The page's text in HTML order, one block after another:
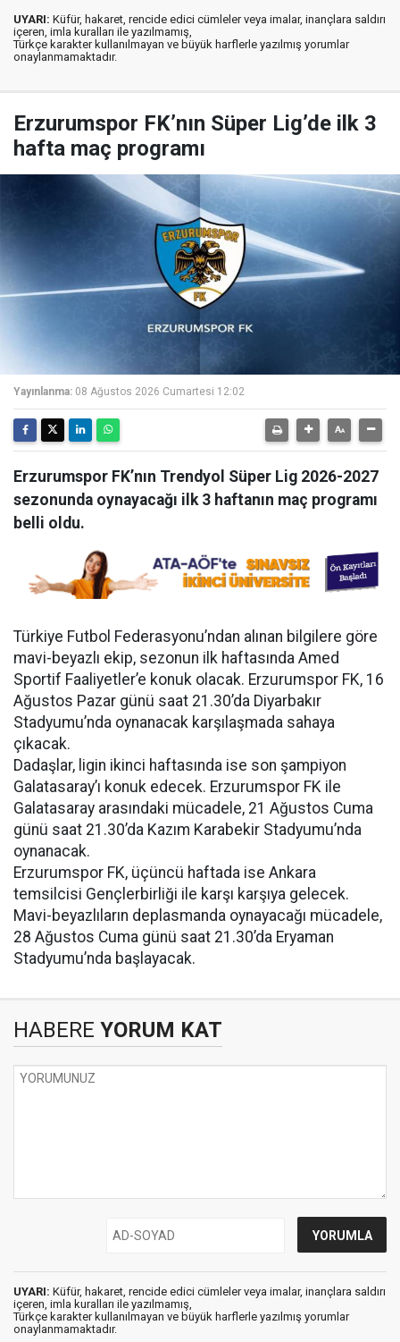
UYARI: Küfür, hakaret, rencide edici cümleler veya imalar, inançlara saldırı
içeren, imla kuralları ile yazılmamış,
Türkçe karakter kullanılmayan ve büyük harflerle yazılmış yorumlar
onaylanmamaktadır.
Erzurumspor FK’nın Süper Lig’de ilk 3
hafta maç programı
Yayınlanma: 08 Ağustos 2026 Cumartesi 12:02
Erzurumspor FK’nın Trendyol Süper Lig 2026-2027
sezonunda oynayacağı ilk 3 haftanın maç programı
belli oldu.
Türkiye Futbol Federasyonu’ndan alınan bilgilere göre
mavi-beyazlı ekip, sezonun ilk haftasında Amed
Sportif Faaliyetler’e konuk olacak. Erzurumspor FK, 16
Ağustos Pazar günü saat 21.30’da Diyarbakır
Stadyumu’nda oynanacak karşılaşmada sahaya
çıkacak.
Dadaşlar, ligin ikinci haftasında ise son şampiyon
Galatasaray’ı konuk edecek. Erzurumspor FK ile
Galatasaray arasındaki mücadele, 21 Ağustos Cuma
günü saat 21.30’da Kazım Karabekir Stadyumu’nda
oynanacak.
Erzurumspor FK, üçüncü haftada ise Ankara
temsilcisi Gençlerbirliği ile karşı karşıya gelecek.
Mavi-beyazlıların deplasmanda oynayacağı mücadele,
28 Ağustos Cuma günü saat 21.30’da Eryaman
Stadyumu’nda başlayacak.
HABERE YORUM KAT
UYARI: Küfür, hakaret, rencide edici cümleler veya imalar, inançlara saldırı
içeren, imla kuralları ile yazılmamış,
Türkçe karakter kullanılmayan ve büyük harflerle yazılmış yorumlar
onaylanmamaktadır.